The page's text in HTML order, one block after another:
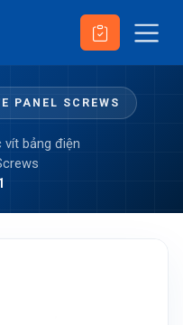
PANEL SCREWS
vít bảng điện